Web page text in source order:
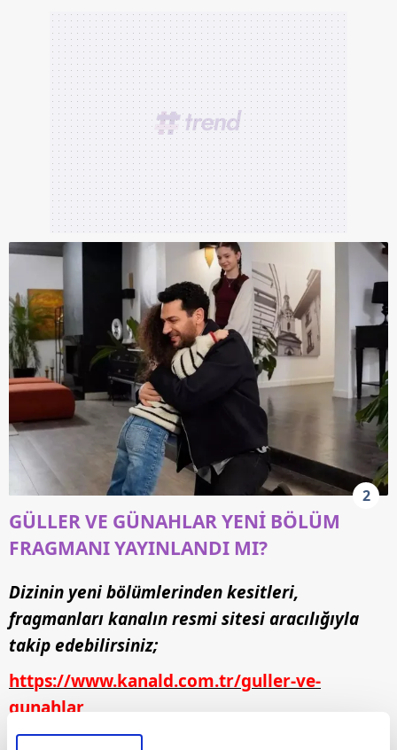
2
GÜLLER VE GÜNAHLAR YENİ BÖLÜM
FRAGMANI YAYINLANDI MI?
Dizinin yeni bölümlerinden kesitleri,
fragmanları kanalın resmi sitesi aracılığıyla
takip edebilirsiniz;
https://www.kanald.com.tr/guller-ve-
gunahlar